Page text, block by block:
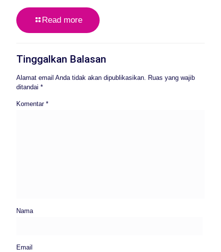
Read more
Tinggalkan Balasan
Alamat email Anda tidak akan dipublikasikan. Ruas yang wajib
ditandai *
Komentar *
Nama
Email